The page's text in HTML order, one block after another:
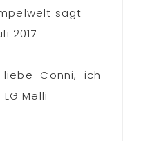
sagt
2017
liebe Conni, ich
LG Melli